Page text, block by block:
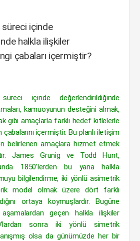
içinde
halkla ilişkiler
çabaları içermiştir?
içinde değerlendirildiğinde
kamuoyunun desteğini almak,
gibi amaçlarla farklı hedef kitlelerle
içermiştir. Bu planlı iletişim
belirlenen amaçlara hizmet etmek
James Grunig ve Todd Hunt,
1850’lerden bu yana halkla
bilgilendirme, iki yönlü asimetrik
model olmak üzere dört farklı
ortaya koymuşlardır. Bugüne
geçen halkla ilişkiler
sonra iki yönlü simetrik
olsa da günümüzde her bir